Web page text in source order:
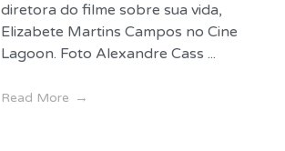
diretora do filme sobre sua vida,
Elizabete Martins Campos no Cine
Lagoon. Foto Alexandre Cass ...
Read More